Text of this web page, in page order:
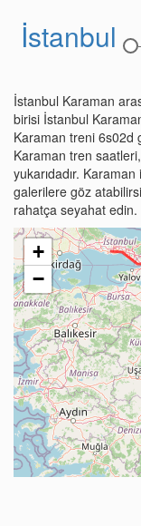
İstanbul
İstanbul Karaman
birisi İstanbul
Karaman treni 6s02d
Karaman tren
yukarıdadır.
galerilere göz
rahatça seyahat edin.
+
−